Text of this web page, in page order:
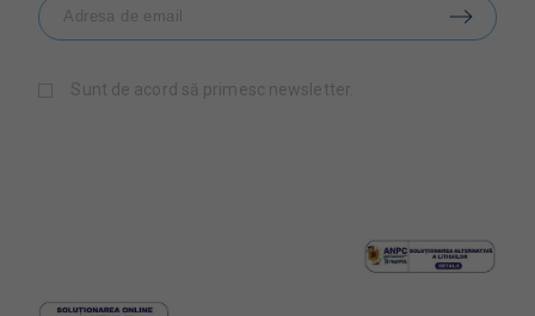
Sunt de acord să primesc newsletter.